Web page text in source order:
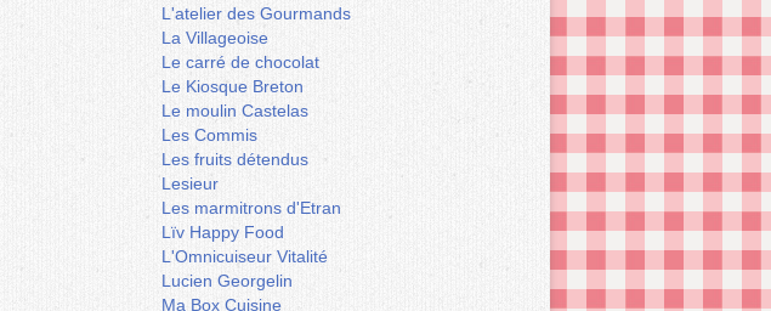
L'atelier des Gourmands
La Villageoise
Le carré de chocolat
Le Kiosque Breton
Le moulin Castelas
Les Commis
Les fruits détendus
Lesieur
Les marmitrons d'Etran
Lïv Happy Food
L'Omnicuiseur Vitalité
Lucien Georgelin
Ma Box Cuisine